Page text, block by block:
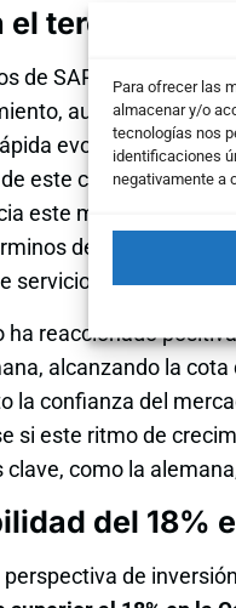
Para ofrecer las
almacenar y/o
tecnologías nos
identificaciones
negativamente a
el tercer
de SAP crecieron un
aunque
evolución. Si
este crecimiento
este modelo de
de
servicios en la nube.
ha reaccionado
alcanzando la
la confianza del
si este ritmo de
clave, como la
del 18%
perspectiva de